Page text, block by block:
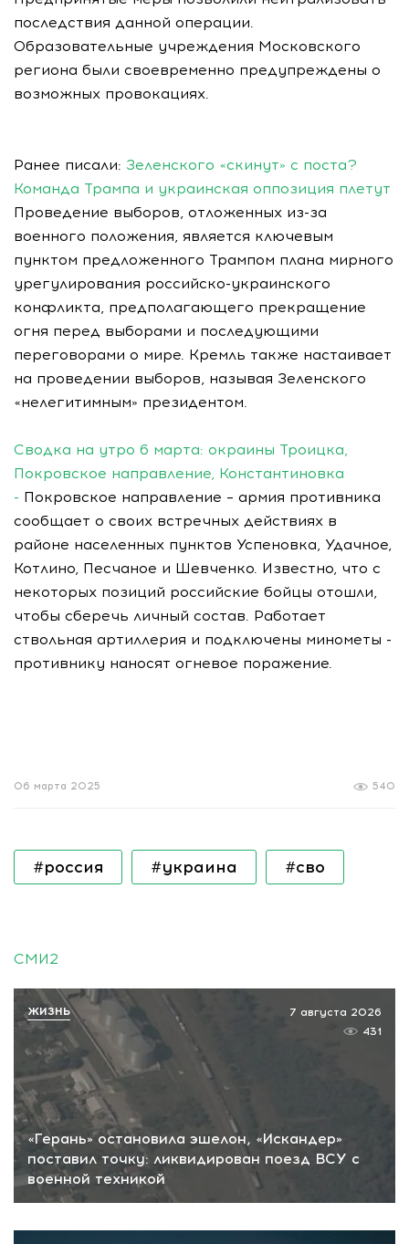
последствия данной операции.
Образовательные учреждения Московского
региона были своевременно предупреждены о
возможных провокациях.
Ранее писали: Зеленского «скинут» с поста?
Команда Трампа и украинская оппозиция плетут
Проведение выборов, отложенных из-за
военного положения, является ключевым
пунктом предложенного Трампом плана мирного
урегулирования российско-украинского
конфликта, предполагающего прекращение
огня перед выборами и последующими
переговорами о мире. Кремль также настаивает
на проведении выборов, называя Зеленского
«нелегитимным» президентом.
Сводка на утро 6 марта: окраины Троицка,
Покровское направление, Константиновка
- Покровское направление – армия противника
сообщает о своих встречных действиях в
районе населенных пунктов Успеновка, Удачное,
Котлино, Песчаное и Шевченко. Известно, что с
некоторых позиций российские бойцы отошли,
чтобы сберечь личный состав. Работает
ствольная артиллерия и подключены минометы -
противнику наносят огневое поражение.
540
06 марта 2025
#россия #украина #сво
СМИ2
«Герань» остановила эшелон, «Искандер»
поставил точку: ликвидирован поезд ВСУ с
военной техникой
7 августа 2026
431
ЖИЗНЬ